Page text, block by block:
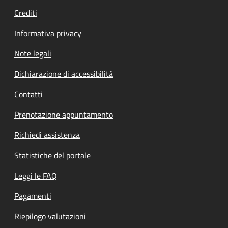
Crediti
Informativa privacy
Note legali
Dichiarazione di accessibilità
Contatti
Prenotazione appuntamento
Richiedi assistenza
Statistiche del portale
Leggi le FAQ
Pagamenti
Riepilogo valutazioni